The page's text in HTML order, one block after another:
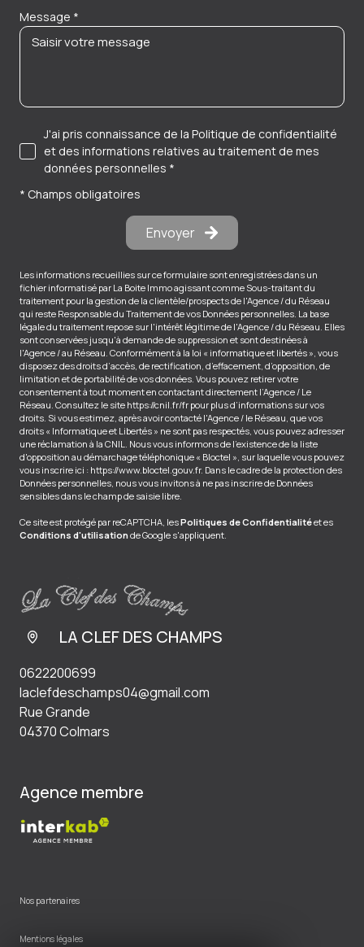
Message *
J'ai pris connaissance de la Politique de confidentialité
et des informations relatives au traitement de mes
données personnelles *
* Champs obligatoires
Envoyer
Les informations recueillies sur ce formulaire sont enregistrées dans un
fichier informatisé par La Boite Immo agissant comme Sous-traitant du
traitement pour la gestion de la clientèle/prospects de l'Agence / du Réseau
qui reste Responsable du Traitement de vos Données personnelles. La base
légale du traitement repose sur l'intérêt légitime de l'Agence / du Réseau. Elles
sont conservées jusqu'à demande de suppression et sont destinées à
l'Agence / au Réseau. Conformément à la loi « informatique et libertés », vous
disposez des droits d’accès, de rectification, d’effacement, d’opposition, de
limitation et de portabilité de vos données. Vous pouvez retirer votre
consentement à tout moment en contactant directement l’Agence / Le
Réseau. Consultez le site https://cnil.fr/fr pour plus d’informations sur vos
droits. Si vous estimez, après avoir contacté l'Agence / le Réseau, que vos
droits « Informatique et Libertés » ne sont pas respectés, vous pouvez adresser
une réclamation à la CNIL. Nous vous informons de l’existence de la liste
d'opposition au démarchage téléphonique « Bloctel », sur laquelle vous pouvez
vous inscrire ici : https://www.bloctel.gouv.fr. Dans le cadre de la protection des
Données personnelles, nous vous invitons à ne pas inscrire de Données
sensibles dans le champ de saisie libre.
Ce site est protégé par reCAPTCHA, lesPolitiques de Confidentialitéet es
Conditions d'utilisation de Google s'appliquent.
LA CLEF DES CHAMPS
0622200699
laclefdeschamps04@gmail.com
Rue Grande
04370 Colmars
Agence membre
Nos partenaires
Mentions légales